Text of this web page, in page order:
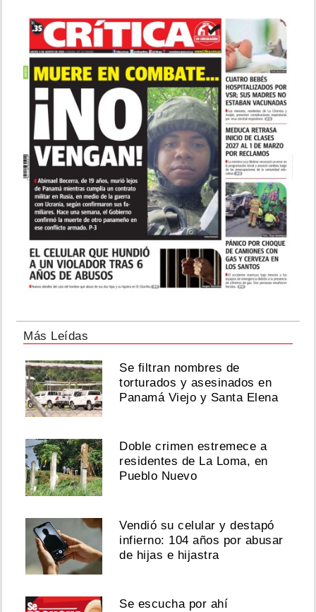
Más Leídas
Se filtran nombres de
torturados y asesinados en
Panamá Viejo y Santa Elena
Doble crimen estremece a
residentes de La Loma, en
Pueblo Nuevo
Vendió su celular y destapó
infierno: 104 años por abusar
de hijas e hijastra
Se escucha por ahí